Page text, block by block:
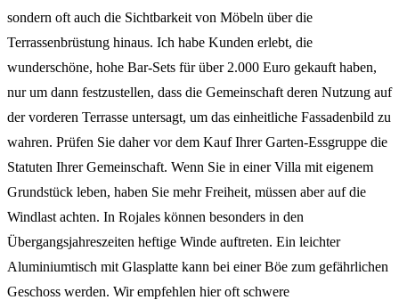
sondern oft auch die Sichtbarkeit von Möbeln über die
Terrassenbrüstung hinaus. Ich habe Kunden erlebt, die
wunderschöne, hohe Bar-Sets für über 2.000 Euro gekauft haben,
nur um dann festzustellen, dass die Gemeinschaft deren Nutzung auf
der vorderen Terrasse untersagt, um das einheitliche Fassadenbild zu
wahren. Prüfen Sie daher vor dem Kauf Ihrer Garten-Essgruppe die
Statuten Ihrer Gemeinschaft. Wenn Sie in einer Villa mit eigenem
Grundstück leben, haben Sie mehr Freiheit, müssen aber auf die
Windlast achten. In Rojales können besonders in den
Übergangsjahreszeiten heftige Winde auftreten. Ein leichter
Aluminiumtisch mit Glasplatte kann bei einer Böe zum gefährlichen
Geschoss werden. Wir empfehlen hier oft schwere